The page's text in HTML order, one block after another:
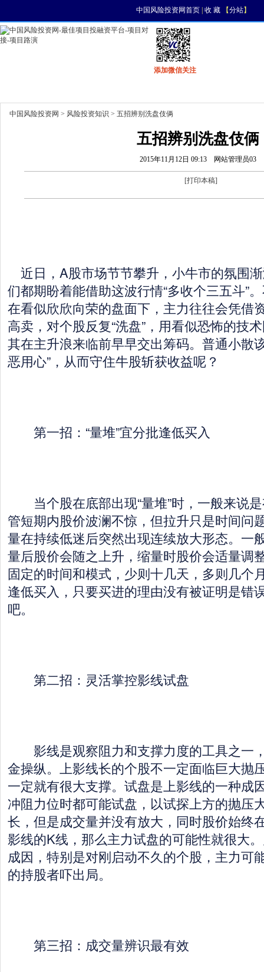
中国风险投资网首页| 收 藏【分站】
添加微信关注
中国风险投资网 > 风险投资知识 > 五招辨别洗盘伎俩
五招辨别洗盘伎俩
2015年11月12日 09:13 网站管理员03
[打印本稿]
近日，A股市场节节攀升，小牛市的氛围
们都期盼着能借助这波行情“多收个三五斗”
在看似欣欣向荣的盘面下，主力往往会凭借
高卖，对个股反复“洗盘”，用看似恐怖的技
其在主升浪来临前早早交出筹码。普通小散
恶用心”，从而守住牛股斩获收益呢？
第一招：“量堆”宜分批逢低买入
当个股在底部出现“量堆”时，一般来说
管短期内股价波澜不惊，但拉升只是时间问
量在持续低迷后突然出现连续放大形态。一
量后股价会随之上升，缩量时股价会适量调
固定的时间和模式，少则十几天，多则几个
逢低买入，只要买进的理由没有被证明是错
吧。
第二招：灵活掌控影线试盘
影线是观察阻力和支撑力度的工具之一
金操纵。上影线长的个股不一定面临巨大抛
一定就有很大支撑。试盘是上影线的一种成
冲阻力位时都可能试盘，以试探上方的抛压
长，但是成交量并没有放大，同时股价始终
影线的K线，那么主力试盘的可能性就很大
成因，特别是对刚启动不久的个股，主力可
的持股者吓出局。
第三招：成交量辨识最有效